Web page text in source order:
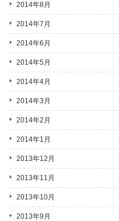
2014年8月
2014年7月
2014年6月
2014年5月
2014年4月
2014年3月
2014年2月
2014年1月
2013年12月
2013年11月
2013年10月
2013年9月